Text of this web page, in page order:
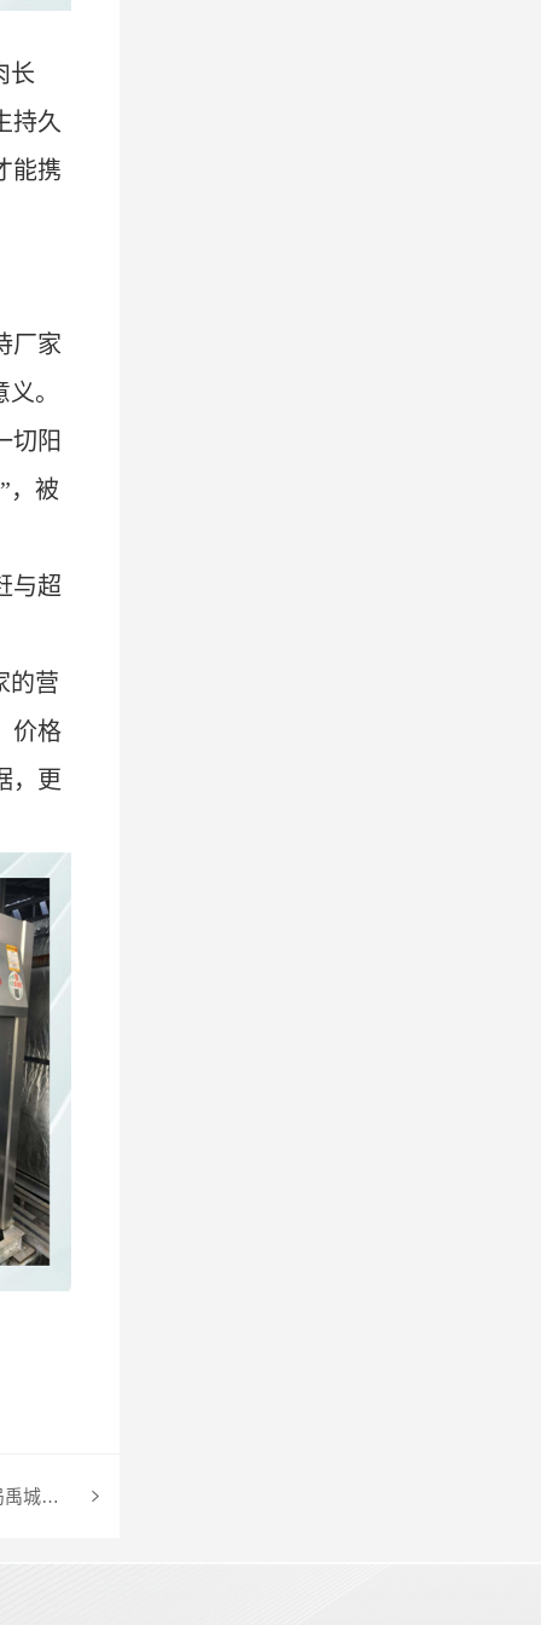
长
持久
能携
厂家
。
切阳
”，被
与超
的营
价格
，更
锅炉低氮节能改造：德州市生态环境局禹城分局强力推进燃气锅炉低氮燃烧改造